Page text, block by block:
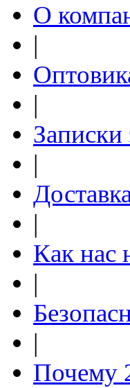
О
|
|
Записки
|
|
Как нас
|
|
Почему